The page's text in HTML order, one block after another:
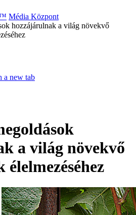
Média Központ
hozzájárulnak a világ növekvő
a new tab
a világ növekvő
élelmezéséhez